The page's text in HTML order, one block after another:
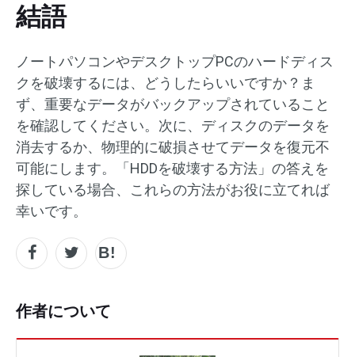
結語
ノートパソコンやデスクトップPCのハードディス
クを破壊するには、どうしたらいいですか？ま
ず、重要なデータがバックアップされていること
を確認してください。次に、ディスクのデータを
消去するか、物理的に破損させてデータを復元不
可能にします。「HDDを破壊する方法」の答えを
探している場合、これらの方法がお役に立てれば
幸いです。
作者について